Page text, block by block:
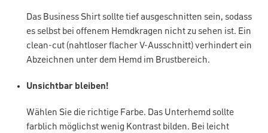
Das Business Shirt sollte tief ausgeschnitten sein, sodass
es selbst bei offenem Hemdkragen nicht zu sehen ist. Ein
clean-cut (nahtloser flacher V-Ausschnitt) verhindert ein
Abzeichnen unter dem Hemd im Brustbereich.
Unsichtbar bleiben!
Wählen Sie die richtige Farbe. Das Unterhemd sollte
farblich möglichst wenig Kontrast bilden. Bei leicht